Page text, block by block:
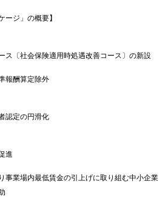
ージ」の概要】
ス〔社会保険適用時処遇改善コース〕の新設
報酬算定除外
認定の円滑化
進
事業場内最低賃金の引上げに取り組む中小企業